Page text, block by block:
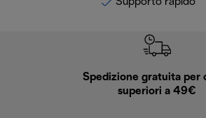
Spedizione gratuita per
superiori a 49€